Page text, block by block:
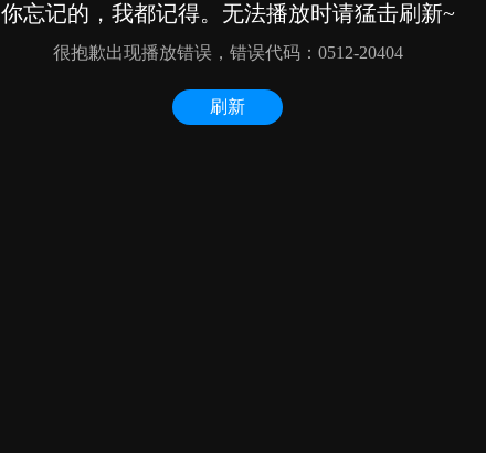
你忘记的，我都记得。无法播放时请猛击刷新~
很抱歉出现播放错误，错误代码：0512-20404
刷新